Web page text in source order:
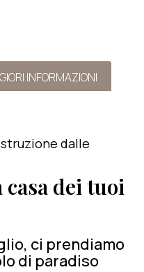
INFORMAZIONI
casa dei tuoi
ci prendiamo
di paradiso